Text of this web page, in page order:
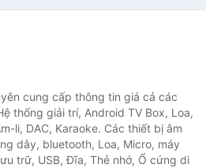
cung cấp thông tin giá cả các
thống giải trí, Android TV Box, Loa,
li, DAC, Karaoke. Các thiết bị âm
dây, bluetooth, Loa, Micro, máy
trữ, USB, Đĩa, Thẻ nhớ, Ổ cứng di